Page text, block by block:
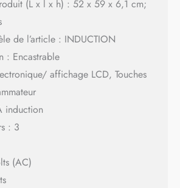
(L x l x h) : 52 x 59 x 6,1 cm;
de l’article : INDUCTION
: Encastrable
affichage LCD, Touches
induction
: 3
(AC)